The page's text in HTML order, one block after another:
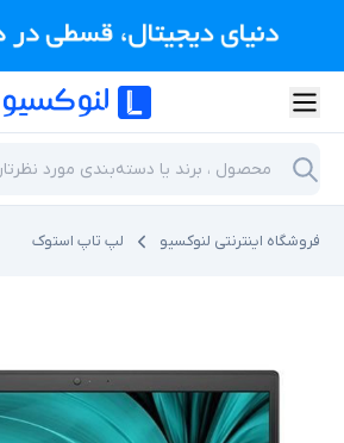
فروشگاه اینترنتی لنوکسیو لپ تاپ استوک